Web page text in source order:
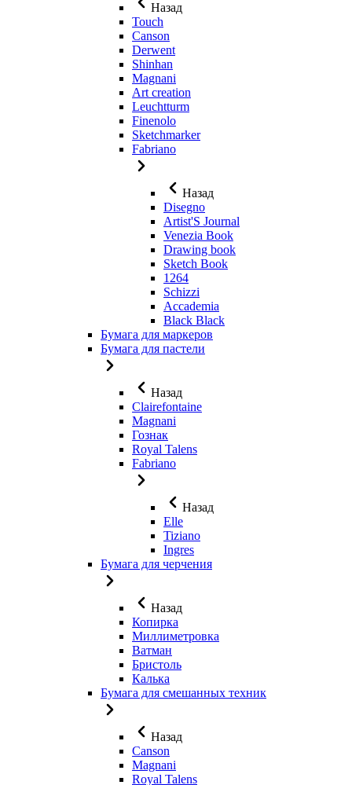
Назад
Touch
Canson
Derwent
Shinhan
Magnani
Art creation
Leuchtturm
Finenolo
Sketchmarker
Fabriano
Назад
Disegno
Artist'S Journal
Venezia Book
Drawing book
Sketch Book
1264
Schizzi
Accademia
Black Black
Бумага для маркеров
Бумага для пастели
Назад
Clairefontaine
Magnani
Гознак
Royal Talens
Fabriano
Назад
Elle
Tiziano
Ingres
Бумага для черчения
Назад
Копирка
Миллиметровка
Ватман
Бристоль
Калька
Бумага для смешанных техник
Назад
Canson
Magnani
Royal Talens